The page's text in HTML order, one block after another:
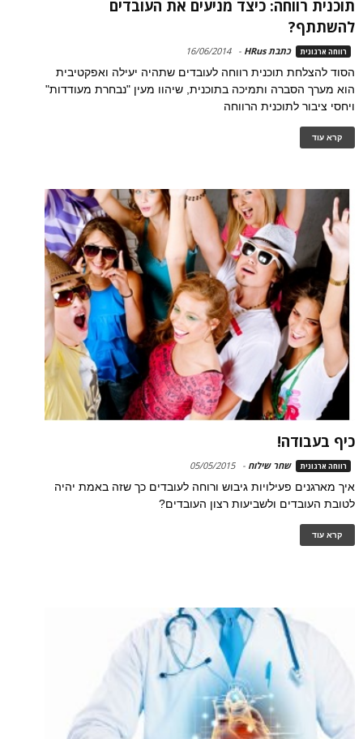
תוכנית רווחה: כיצד מניעים את העובדים
להשתתף?
רווחה ארגונית כתבת HRus -
16/06/2014
הסוד להצלחת תוכנית רווחה לעובדים שתהיה יעילה ואפקטיבית
הוא מערך הסברה ותמיכה בתוכנית, שיהוו מעין "נבחרת מעודדות"
ויחסי ציבור לתוכנית הרווחה
קרא עוד
כיף בעבודה!
רווחה ארגונית שחר שילוח -
05/05/2015
איך מארגנים פעילויות גיבוש ורוחה לעובדים כך שזה באמת יהיה
לטובת העובדים ולשביעות רצון העובדים?
קרא עוד